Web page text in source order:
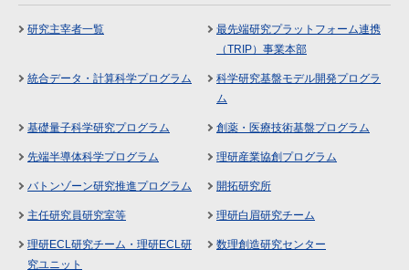
研究主宰者一覧
最先端研究プラットフォーム連携
（TRIP）事業本部
統合データ・計算科学プログラム
科学研究基盤モデル開発プログラ
ム
基礎量子科学研究プログラム 創薬・医療技術基盤プログラム
先端半導体科学プログラム 理研産業協創プログラム
バトンゾーン研究推進プログラム 開拓研究所
主任研究員研究室等 理研白眉研究チーム
理研ECL研究チーム・理研ECL研
究ユニット
数理創造研究センター